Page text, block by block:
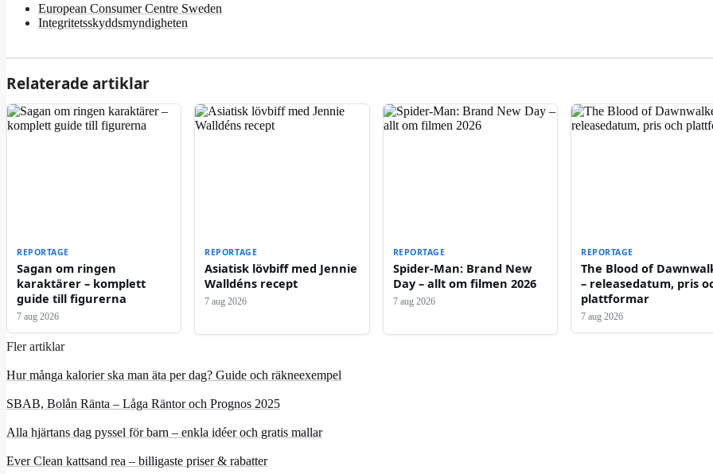
European Consumer Centre Sweden
Integritetsskyddsmyndigheten
Relaterade artiklar
REPORTAGE
Sagan om ringen
karaktärer – komplett
guide till figurerna
7 aug 2026
REPORTAGE
Asiatisk lövbiff med Jennie
Walldéns recept
7 aug 2026
REPORTAGE
Spider-Man: Brand New
Day – allt om filmen 2026
7 aug 2026
REPORTAGE
The Blood of
– releasedatum, pris
plattformar
7 aug 2026
Fler artiklar
Hur många kalorier ska man äta per dag? Guide och räkneexempel
SBAB, Bolån Ränta – Låga Räntor och Prognos 2025
Alla hjärtans dag pyssel för barn – enkla idéer och gratis mallar
Ever Clean kattsand rea – billigaste priser & rabatter